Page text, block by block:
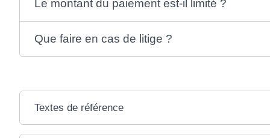
Le montant du paiement est-il limité ?
Que faire en cas de litige ?
Textes de référence